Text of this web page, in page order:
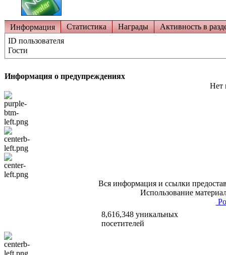
Информация Статистика Награды
Активность в
ID пользователя
Гости
Информация о предупреждениях
Нет
Вся информация и ссылки
Использование
8,616,348 уникальных
посетителей